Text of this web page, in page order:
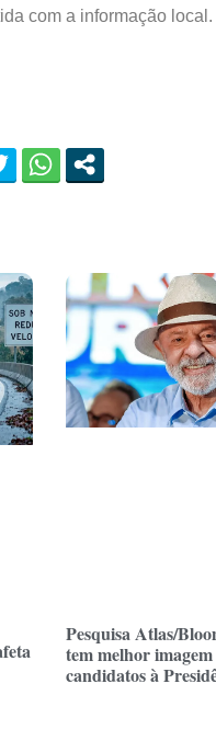
com a informação local.
Pesquisa Atlas/
tem melhor
candidatos à